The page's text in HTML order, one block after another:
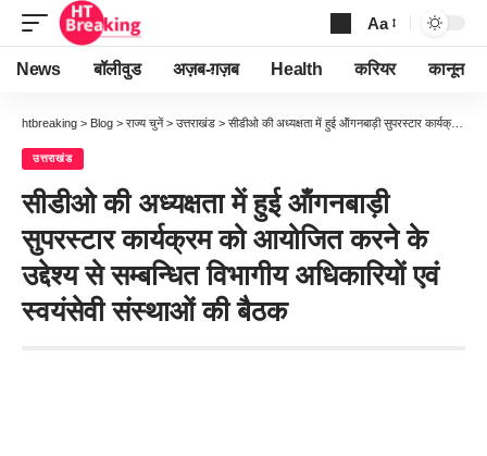
Font
Resizer
Aa
News बॉलीवुड अज़ब-ग़ज़ब Health करियर कानून
htbreaking > Blog > राज्य चुनें > उत्तराखंड > सीडीओ की अध्यक्षता में हुई ऑंगनबाड़ी सुपरस्टार कार्यक्रम को आयोजित करने के उद्देश्य से सम्बन्धित विभागीय अधिकारियों एवं स्वयंसेवी संस्थाओं की बैठक
उत्तराखंड
सीडीओ की अध्यक्षता में हुई ऑंगनबाड़ी
सुपरस्टार कार्यक्रम को आयोजित करने के
उद्देश्य से सम्बन्धित विभागीय अधिकारियों एवं
स्वयंसेवी संस्थाओं की बैठक